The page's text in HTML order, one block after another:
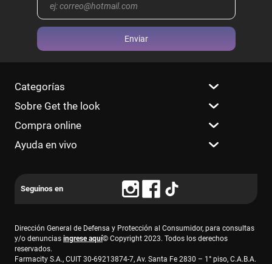
Enviar
Categorías
Sobre Get the look
Compra online
Ayuda en vivo
Dirección General de Defensa y Protección al Consumidor, para consultas
y/o denuncias ingrese aquí© Copyright 2023. Todos los derechos
reservados.
Farmacity S.A., CUIT 30-69213874-7, Av. Santa Fe 2830 – 1° piso, C.A.B.A.